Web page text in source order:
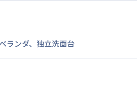
ベランダ、 独立洗面台